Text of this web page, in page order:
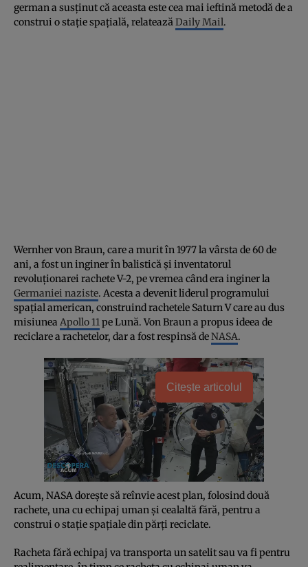
german a susţinut că aceasta este cea mai ieftină metodă de a
construi o staţie spaţială, relateazăDaily Mail.
Wernher von Braun, care a murit în 1977 la vârsta de 60 de
ani, a fost un inginer în balistică şi inventatorul
revoluţionarei rachete V-2, pe vremea când era inginer la
Germaniei naziste. Acesta a devenit liderul programului
spaţial american, construind rachetele Saturn V care au dus
misiunea Apollo 11pe Lună. Von Braun a propus ideea de
reciclare a rachetelor, dar a fost respinsă deNASA.
Citește articolul
Acum, NASA doreşte să reînvie acest plan, folosind două
rachete, una cu echipaj uman şi cealaltă fără, pentru a
construi o staţie spaţiale din părţi reciclate.
Racheta fără echipaj va transporta un satelit sau va fi pentru